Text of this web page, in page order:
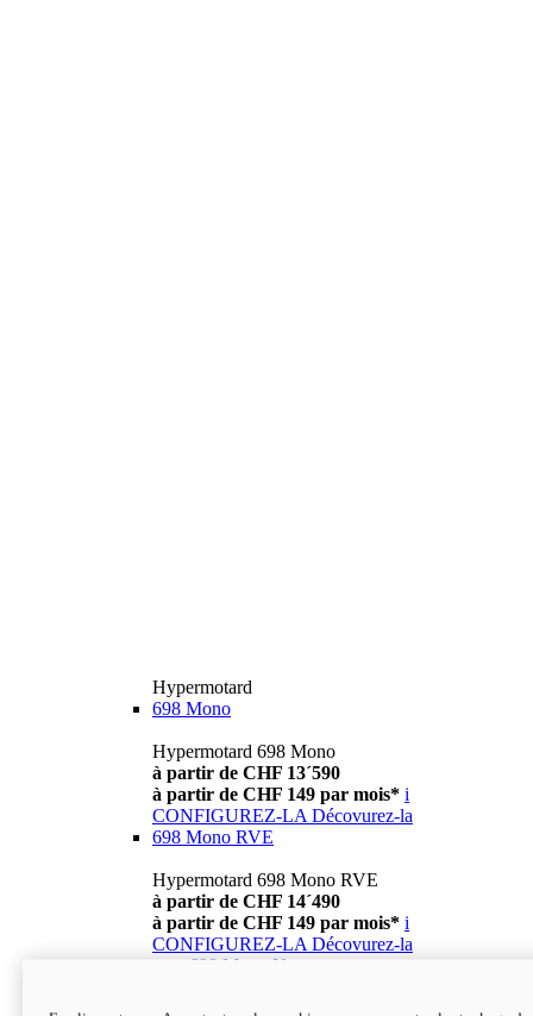
Hypermotard
698 Mono
Hypermotard 698 Mono
à partir de CHF 13´590
à partir de CHF 149 par mois* i
CONFIGUREZ-LA Décovurez-la
698 Mono RVE
Hypermotard 698 Mono RVE
à partir de CHF 14´490
à partir de CHF 149 par mois* i
CONFIGUREZ-LA Décovurez-la
698 Mono Nera
Hypermotard 698 Mono Nera